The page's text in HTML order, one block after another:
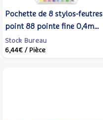
Pochette de 8 stylos-feutres
point 88 pointe fine 0,4mm
coloris pastel - STABILO
Stock Bureau
6,44€ / Pièce